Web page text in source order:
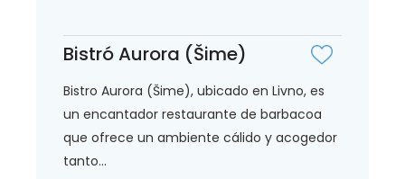
Bistró Aurora (Šime)
Bistro Aurora (Šime), ubicado en Livno, es
un encantador restaurante de barbacoa
que ofrece un ambiente cálido y acogedor
tanto...